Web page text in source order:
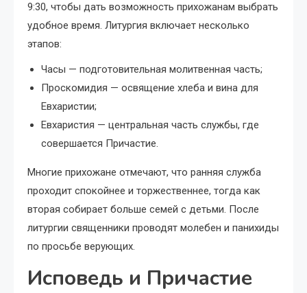
9:30, чтобы дать возможность прихожанам выбрать
удобное время. Литургия включает несколько
этапов:
Часы — подготовительная молитвенная часть;
Проскомидия — освящение хлеба и вина для
Евхаристии;
Евхаристия — центральная часть службы, где
совершается Причастие.
Многие прихожане отмечают, что ранняя служба
проходит спокойнее и торжественнее, тогда как
вторая собирает больше семей с детьми. После
литургии священники проводят молебен и панихиды
по просьбе верующих.
Исповедь и Причастие